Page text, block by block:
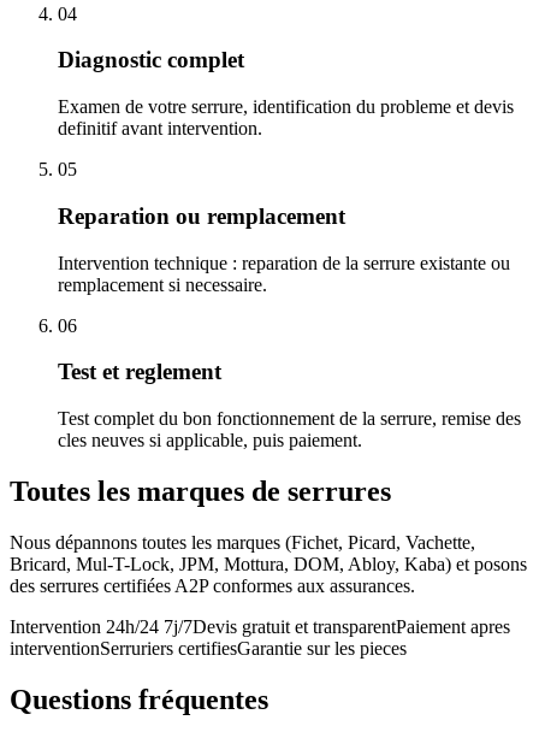
04
Diagnostic complet
Examen de votre serrure, identification du probleme et devis
definitif avant intervention.
05
Reparation ou remplacement
Intervention technique : reparation de la serrure existante ou
remplacement si necessaire.
06
Test et reglement
Test complet du bon fonctionnement de la serrure, remise des
cles neuves si applicable, puis paiement.
Toutes les marques de serrures
Nous dépannons toutes les marques (Fichet, Picard, Vachette,
Bricard, Mul-T-Lock, JPM, Mottura, DOM, Abloy, Kaba) et posons
des serrures certifiées A2P conformes aux assurances.
Intervention 24h/24 7j/7Devis gratuit et transparentPaiement apres
interventionSerruriers certifiesGarantie sur les pieces
Questions fréquentes